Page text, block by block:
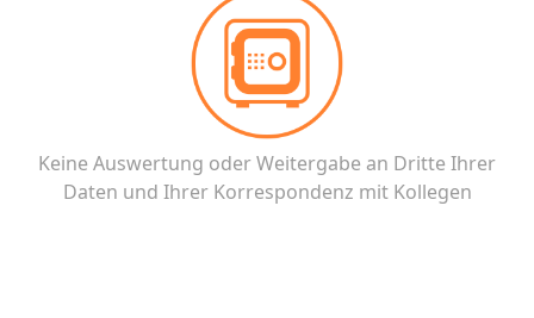
Keine Auswertung oder Weitergabe an Dritte Ihrer
Daten und Ihrer Korrespondenz mit Kollegen